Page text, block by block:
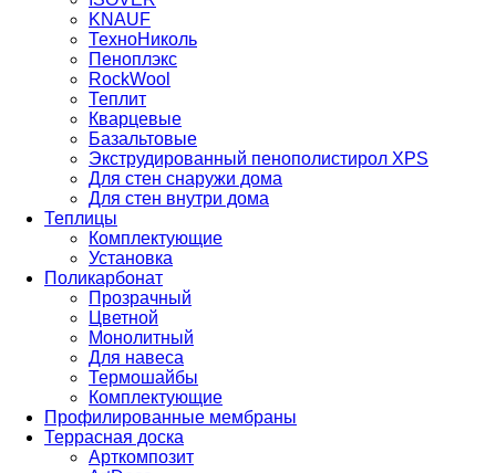
KNAUF
ТехноНиколь
Пеноплэкс
RockWool
Теплит
Кварцевые
Базальтовые
Экструдированный пенополистирол XPS
Для стен снаружи дома
Для стен внутри дома
Теплицы
Комплектующие
Установка
Поликарбонат
Прозрачный
Цветной
Монолитный
Для навеса
Термошайбы
Комплектующие
Профилированные мембраны
Террасная доска
Арткомпозит